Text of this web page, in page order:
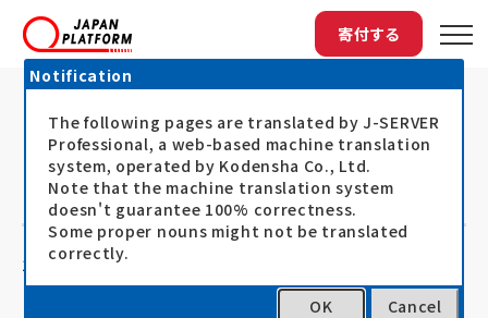
寄付する
トップ 最新情報 中国四川地震(2013): （有）新和よ...
中国四川地震(2013): （有）新和より
ご寄付を頂きました
13.05.10
Notification
The following pages are translated by J-SERVER
Professional, a web-based machine translation
system, operated by Kodensha Co., Ltd.
Note that the machine translation system
doesn't guarantee 100% correctness.
Some proper nouns might not be translated
correctly.
OK Cancel